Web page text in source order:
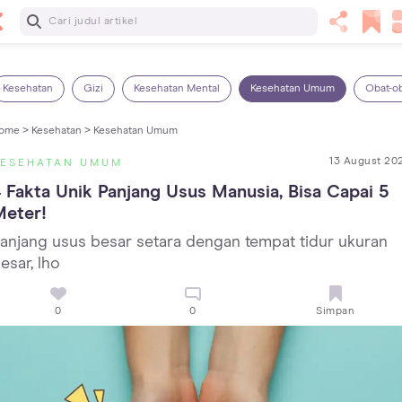
Baca Selanjutnya
Kesehatan Gizi Kesehatan Mental Kesehatan Umum Obat-
> Kesehatan > Kesehatan Umum
UMUM 13 August
Fakta Unik Panjang Usus Manusia, Bisa Capai 5
usus besar setara dengan tempat tidur ukuran
lho
0 0 Simpan